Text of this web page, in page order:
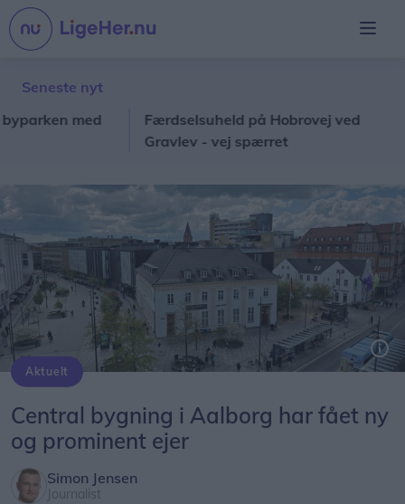
Seneste nyt
med
Færdselsuheld på Hobrovej ved
Gravlev - vej spærret
Aktuelt
Central bygning i Aalborg har fået ny
og prominent ejer
Simon Jensen
Journalist